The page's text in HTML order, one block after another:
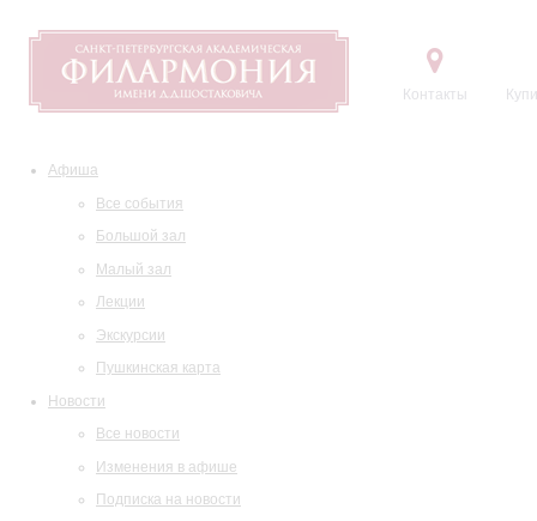
Контакты
Афиша
Все события
Большой зал
Малый зал
Лекции
Экскурсии
Пушкинская карта
Новости
Все новости
Изменения в афише
Подписка на новости